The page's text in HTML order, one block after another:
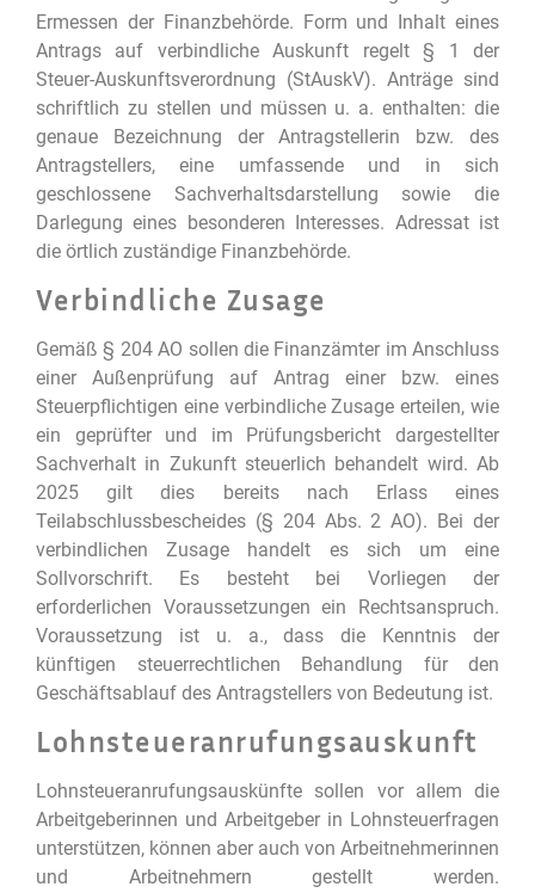
Ermessen der Finanzbehörde. Form und Inhalt eines
Antrags auf verbindliche Auskunft regelt § 1 der
Steuer-Auskunftsverordnung (StAuskV). Anträge sind
schriftlich zu stellen und müssen u. a. enthalten: die
genaue Bezeichnung der Antragstellerin bzw. des
Antragstellers, eine umfassende und in sich
geschlossene Sachverhaltsdarstellung sowie die
Darlegung eines besonderen Interesses. Adressat ist
die örtlich zuständige Finanzbehörde.
Verbindliche Zusage
Gemäß § 204 AO sollen die Finanzämter im Anschluss
einer Außenprüfung auf Antrag einer bzw. eines
Steuerpflichtigen eine verbindliche Zusage erteilen, wie
ein geprüfter und im Prüfungsbericht dargestellter
Sachverhalt in Zukunft steuerlich behandelt wird. Ab
2025 gilt dies bereits nach Erlass eines
Teilabschlussbescheides (§ 204 Abs. 2 AO). Bei der
verbindlichen Zusage handelt es sich um eine
Sollvorschrift. Es besteht bei Vorliegen der
erforderlichen Voraussetzungen ein Rechtsanspruch.
Voraussetzung ist u. a., dass die Kenntnis der
künftigen steuerrechtlichen Behandlung für den
Geschäftsablauf des Antragstellers von Bedeutung ist.
Lohnsteueranrufungsauskunft
Lohnsteueranrufungsauskünfte sollen vor allem die
Arbeitgeberinnen und Arbeitgeber in Lohnsteuerfragen
unterstützen, können aber auch von Arbeitnehmerinnen
und Arbeitnehmern gestellt werden.